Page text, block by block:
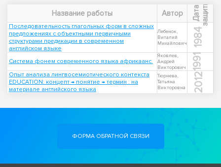
Название работы Автор Д
а
т
а
з
а
щ
и
т ы
Последовательность глагольных форм в сложных
предложениях с объектными первичными
структурами предикации в современном
английском языке
Лебенок,
Виталий
Михайлович
1984
Система фонем современного языка африкаанс.
Яковлев,
Андрей
Викторович
1991
Опыт анализа лингвосемиотического контекста
EDUCATION: концепт → понятие → термин : на
материале английского языка
Тюрнева,
Татьяна
Викторовна
2012
ФОРМА ОБРАТНОЙ СВЯЗИ